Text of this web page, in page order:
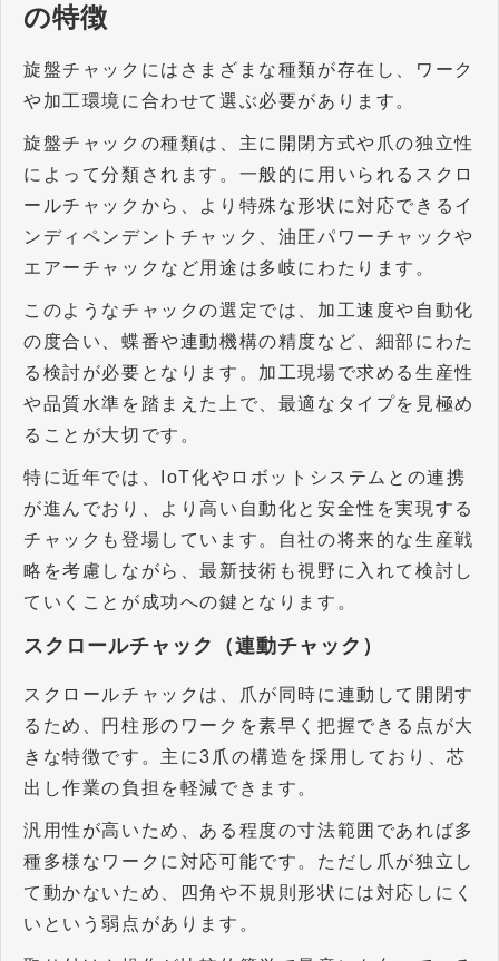
の特徴
旋盤チャックにはさまざまな種類が存在し、ワーク
や加工環境に合わせて選ぶ必要があります。
旋盤チャックの種類は、主に開閉方式や爪の独立性
によって分類されます。一般的に用いられるスクロ
ールチャックから、より特殊な形状に対応できるイ
ンディペンデントチャック、油圧パワーチャックや
エアーチャックなど用途は多岐にわたります。
このようなチャックの選定では、加工速度や自動化
の度合い、蝶番や連動機構の精度など、細部にわた
る検討が必要となります。加工現場で求める生産性
や品質水準を踏まえた上で、最適なタイプを見極め
ることが大切です。
特に近年では、 IoT化やロボットシステムとの連携
が進んでおり、より高い自動化と安全性を実現する
チャックも登場しています。自社の将来的な生産戦
略を考慮しながら、最新技術も視野に入れて検討し
ていくことが成功への鍵となります。
スクロールチャック（連動チャック）
スクロールチャックは、爪が同時に連動して開閉す
るため、円柱形のワークを素早く把握できる点が大
きな特徴です。主に3 爪の構造を採用しており、芯
出し作業の負担を軽減できます。
汎用性が高いため、ある程度の寸法範囲であれば多
種多様なワークに対応可能です。ただし爪が独立し
て動かないため、四角や不規則形状には対応しにく
いという弱点があります。